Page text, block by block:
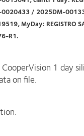
0020433 / 2025DM-
MyDay: REGISTRO
R1.
1 day
on file.